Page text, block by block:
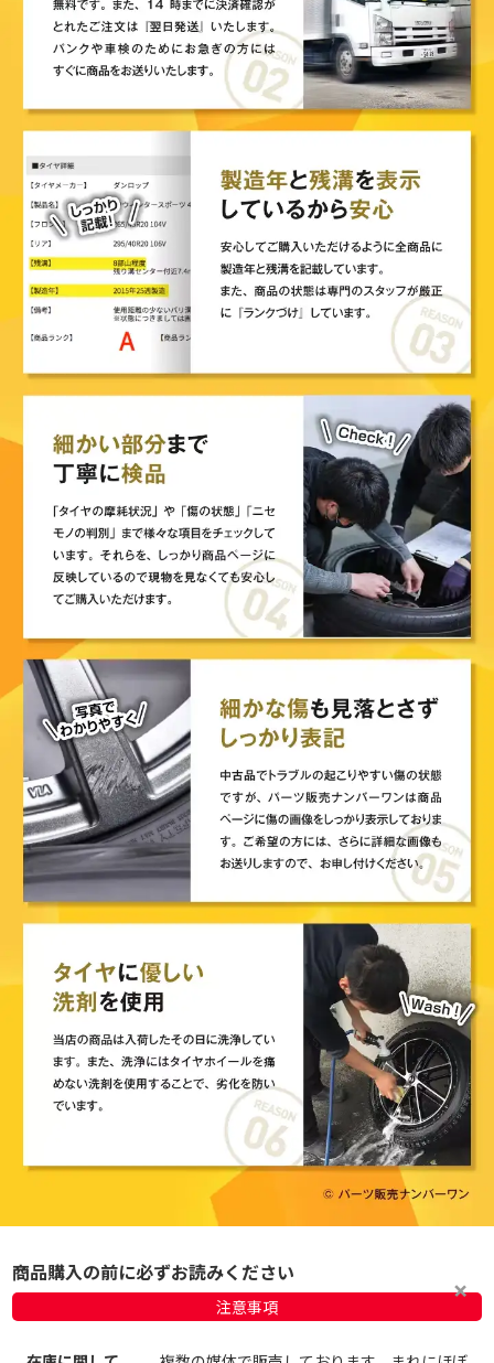
商品購入の前に必ずお読みください
注意事項